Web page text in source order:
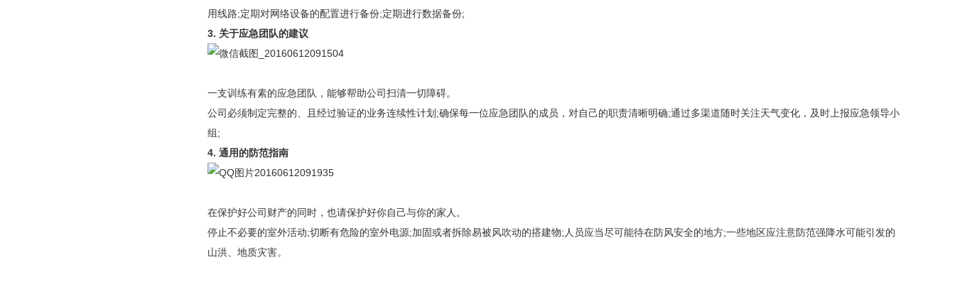
用线路;定期对网络设备的配置进行备份;定期进行数据备份;
3. 关于应急团队的建议
一支训练有素的应急团队，能够帮助公司扫清一切障碍。
公司必须制定完整的、且经过验证的业务连续性计划;确保每一位应急团队的成员，对自己的职责清晰明确;通过多渠道随时关注天气变化，及时上报应急领导小
组;
4. 通用的防范指南
在保护好公司财产的同时，也请保护好你自己与你的家人。
停止不必要的室外活动;切断有危险的室外电源;加固或者拆除易被风吹动的搭建物;人员应当尽可能待在防风安全的地方;一些地区应注意防范强降水可能引发的
山洪、地质灾害。